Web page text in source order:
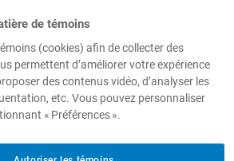
de régulation de la
énergétique,
et économique des
les plus vulnérables, en
de témoins
(cookies) afin de collecter des
permettent d’améliorer votre expérience
des contenus vidéo, d’analyser les
etc. Vous pouvez personnaliser
« Préférences ».